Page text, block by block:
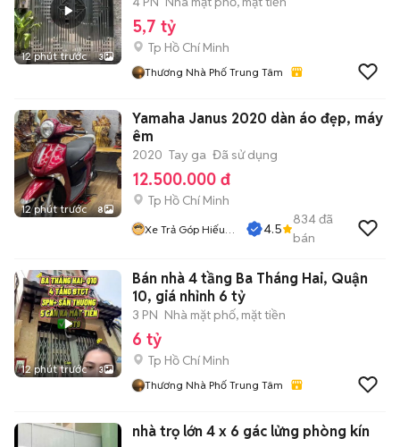
12 phút trước 3
5,7 tỷ
Tp Hồ Chí Minh
Thương Nhà Phố Trung Tâm
12 phút trước 8
Yamaha Janus 2020 dàn áo đẹp, máy
êm
2020 Tay ga Đã sử dụng
12.500.000 đ
Tp Hồ Chí Minh
Xe Trả Góp Hiếu
4.5
834đã
bán
12 phút trước 3
Bán nhà 4 tầng Ba Tháng Hai, Quận
10, giá nhỉnh 6 tỷ
3 PN Nhà mặt phố, mặt tiền
6 tỷ
Tp Hồ Chí Minh
Thương Nhà Phố Trung Tâm
nhà trọ lớn 4 x 6 gác lửng phòng kín